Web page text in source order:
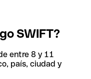
SWIFT?
entre 8 y 11
país, ciudad y